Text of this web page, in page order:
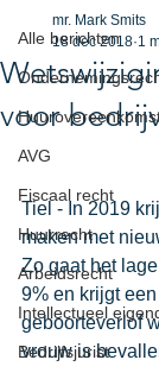
Alle berichten
AVG
Fiscaal recht
Huurrecht
Arbeidsrecht
Intellectueel
Bedrijfsjurist
voor
mr. Mark Smits
18 dec 2018 1
Tiel - In 2019
maken met
Zo gaat het
9% en krijgt
geboorteverlof
vrouw is